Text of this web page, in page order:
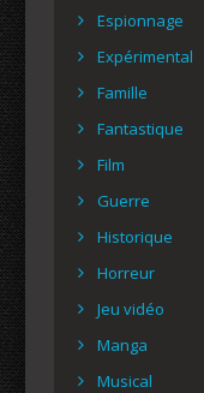
Espionnage
Expérimental
Famille
Fantastique
Film
Guerre
Historique
Horreur
Jeu vidéo
Manga
Musical